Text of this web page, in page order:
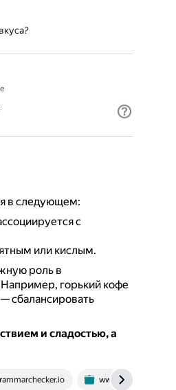
в следующем:
с
или кислым.
роль в
Например, горький кофе
сбалансировать
и сладостью, а
www.seriouseats.com